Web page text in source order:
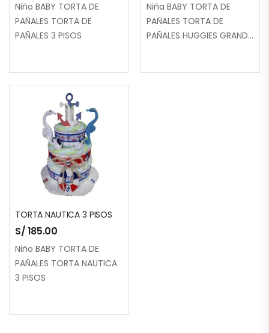
Niño BABY TORTA DE
PAÑALES TORTA DE
PAÑALES 3 PISOS
Niña BABY TORTA DE
PAÑALES TORTA DE
PAÑALES HUGGIES GRANDE
TORTA NAUTICA 3 PISOS
S/185.00
Niño BABY TORTA DE
PAÑALES TORTA NAUTICA
3 PISOS